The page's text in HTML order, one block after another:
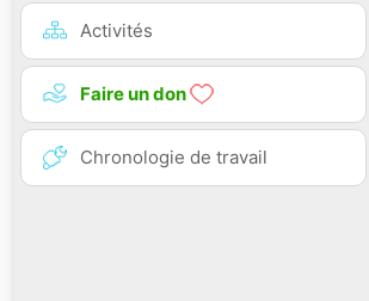
Activités
Faire un don
Chronologie de travail